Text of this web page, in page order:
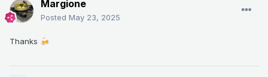
Margione
Posted May 23, 2025
Thanks 🍻